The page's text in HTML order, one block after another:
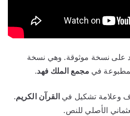
على نسخة موثوقة. وهي نسخة
في مجمع الملك فهد.
وعلامة تشكيل فيالقرآن الكريم.
الأصلي للنص.